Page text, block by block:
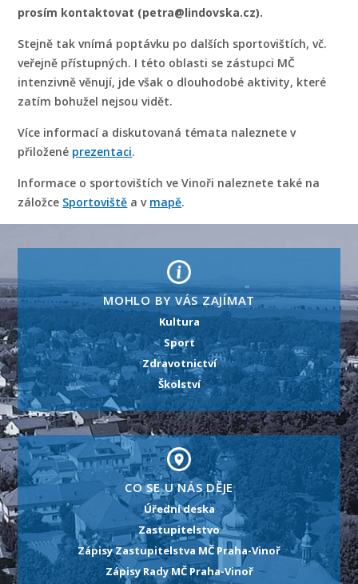
prosím kontaktovat (petra@lindovska.cz).
Stejně tak vnímá poptávku po dalších sportovištích, vč.
veřejně přístupných. I této oblasti se zástupci MČ
intenzivně věnují, jde však o dlouhodobé aktivity, které
zatím bohužel nejsou vidět.
Více informací a diskutovaná témata naleznete v
přiložené prezentaci.
Informace o sportovištích ve Vinoři naleznete také na
záložce Sportoviště a v mapě.
MOHLO BY VÁS ZAJÍMAT
Kultura
Sport
Zdravotnictví
Školství
CO SE U NÁS DĚJE
Úřední deska
Zastupitelstvo
Zápisy Zastupitelstva MČ Praha-Vinoř
Zápisy Rady MČ Praha-Vinoř